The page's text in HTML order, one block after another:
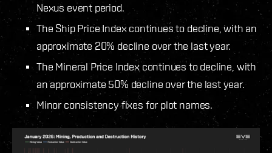
Nexus event period.
The Ship Price Index continues to decline, with an
approximate 20% decline over the last year.
The Mineral Price Index continues to decline, with
an approximate 50% decline over the last year.
Minor consistency fixes for plot names.